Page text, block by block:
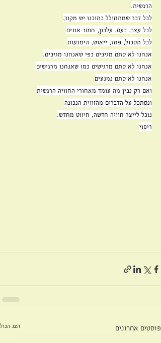
הרגשית.
לכל דבר שמתחולל בתוכנו יש מקור,
לכל עצב, כעס, עלבון, חוסר אונים
לכל תסכול, פחד, ייאוש, הימנעות
אנחנו לא סתם מגיבים כפי שאנחנו מגיבים.
אנחנו לא סתם מרגישים כמו שאנחנו מרגישים
אנחנו לא סתם נמנעים
ואם רק נבין מה עומד מאחורי החוויה הרגשית
ונסתכל על הדברים מהזווית הנכונה
נוכל לייצר חוויה חדשה, חיווט מחדש.
ריפוי
פוסטים אחרונים הצג הכול